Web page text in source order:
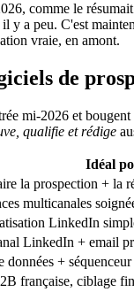
comme le
y a peu. C'est
vraie, en amont.
de
mi-2026 et
qualifie et rédige
Idéal
la prospection + la
multicanales
LinkedIn
LinkedIn + email
données +
française, ciblage fin